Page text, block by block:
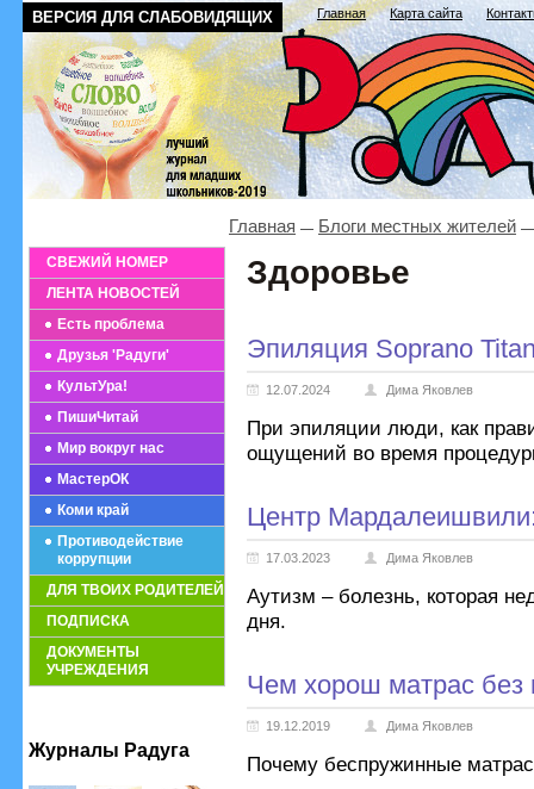
ВЕРСИЯ ДЛЯ СЛАБОВИДЯЩИХ Главная Карта сайта
СВЕЖИЙ НОМЕР
ЛЕНТА НОВОСТЕЙ
Есть проблема
Друзья 'Радуги'
КультУра!
ПишиЧитай
Мир вокруг нас
МастерОК
Коми край
Противодействие
коррупции
ДЛЯ ТВОИХ РОДИТЕЛЕЙ
ПОДПИСКА
ДОКУМЕНТЫ
УЧРЕЖДЕНИЯ
Журналы Радуга
Главная Блоги местных жителей
Здоровье
Эпиляция Soprano
12.07.2024 Дима Яковлев
При эпиляции люди, как
ощущений во время
Центр
17.03.2023 Дима Яковлев
Аутизм – болезнь, которая
дня.
Чем хорош матрас без
19.12.2019 Дима Яковлев
Почему беспружинные